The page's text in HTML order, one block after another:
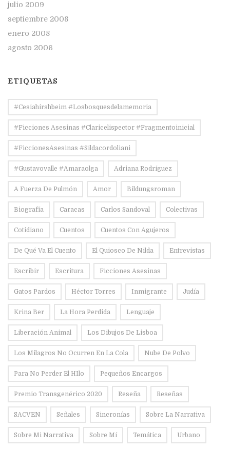
julio 2009
septiembre 2008
enero 2008
agosto 2006
ETIQUETAS
#Cesiahirshbeim #losbosquesdelamemoria
#ficciones Asesinas #claricelispector #fragmentoinicial
#FiccionesAsesinas #sildacordoliani
#Gustavovalle #amaraolga Adriana Rodríguez
A Fuerza De Pulmón Amor Bildungsroman
Biografía Caracas Carlos Sandoval Colectivas
Cotidiano Cuentos Cuentos Con Agujeros
De Qué Va El Cuento El Quiosco De Nilda Entrevistas
Escribir Escritura Ficciones Asesinas
Gatos Pardos Héctor Torres Inmigrante Judía
Krina Ber La Hora Perdida Lenguaje
Liberación Animal Los Dibujos De Lisboa
Los Milagros No Ocurren En La Cola Nube De Polvo
Para No Perder El HIlo Pequeños Encargos
Premio Transgenérico 2020 Reseña Reseñas
SACVEN Señales Sincronías Sobre La Narrativa
Sobre Mi Narrativa Sobre Mí Temática Urbano